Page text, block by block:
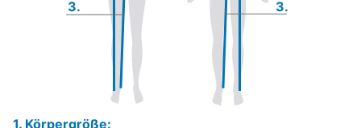
3. 3.
1. Körpergröße: